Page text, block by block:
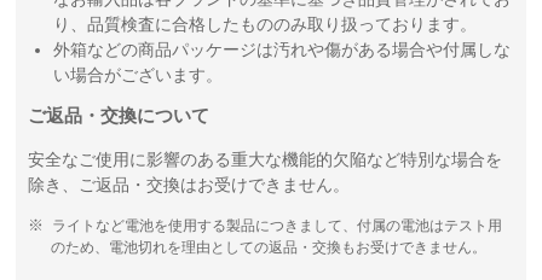
り、品質検査に合格したもののみ取り扱っております。
外箱などの商品パッケージは汚れや傷がある場合や付属しな
い場合がございます。
ご返品・交換について
安全なご使用に影響のある重大な機能的欠陥など特別な場合を
除き、ご返品・交換はお受けできません。
ライトなど電池を使用する製品につきまして、付属の電池はテスト用
のため、電池切れを理由としての返品・交換もお受けできません。